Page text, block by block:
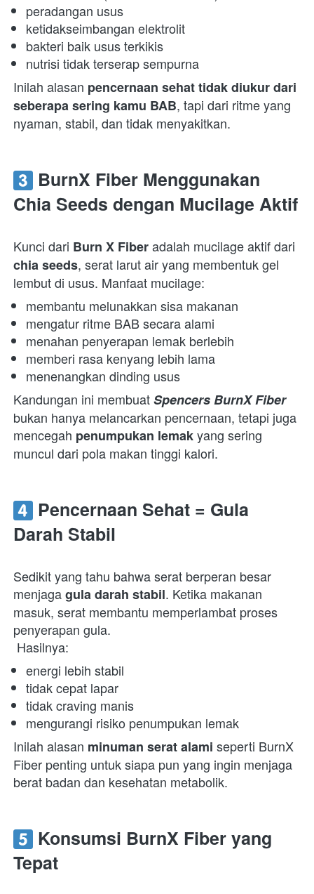
peradangan usus
ketidakseimbangan elektrolit
bakteri baik usus terkikis
nutrisi tidak terserap sempurna
Inilah alasan pencernaan sehat tidak diukur dari
seberapa sering kamu BAB, tapi dari ritme yang
nyaman, stabil, dan tidak menyakitkan.
BurnX Fiber Menggunakan
Chia Seeds dengan Mucilage Aktif
Kunci dari Burn X Fiber
chia seeds, serat larut air yang membentuk gel
lembut di usus. Manfaat mucilage:
membantu melunakkan sisa makanan
mengatur ritme BAB secara alami
menahan penyerapan lemak berlebih
memberi rasa kenyang lebih lama
menenangkan dinding usus
Kandungan ini membuat Spencers BurnX Fiber
bukan hanya melancarkan pencernaan, tetapi juga
mencegah penumpukan lemak yang sering
muncul dari pola makan tinggi kalori.
Pencernaan Sehat = Gula
Darah Stabil
Sedikit yang tahu bahwa serat berperan besar
menjaga gula darah stabil. Ketika makanan
masuk, serat membantu memperlambat proses
penyerapan gula.
Hasilnya:
energi lebih stabil
tidak cepat lapar
tidak craving manis
mengurangi risiko penumpukan lemak
Inilah alasan minuman serat alami seperti BurnX
Fiber penting untuk siapa pun yang ingin menjaga
berat badan dan kesehatan metabolik.
Konsumsi BurnX Fiber yang
Tepat